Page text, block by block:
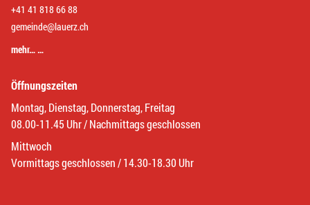
+41 41 818 66 88
gemeinde@lauerz.ch
mehr… …
Öffnungszeiten
Montag, Dienstag, Donnerstag, Freitag
08.00-11.45 Uhr / Nachmittags geschlossen
Mittwoch
Vormittags geschlossen / 14.30-18.30 Uhr